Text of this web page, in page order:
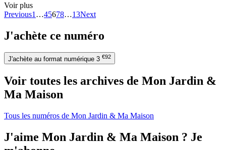
Voir plus
Previous1 …45678…13Next
J'achète ce numéro
J'achète au format numérique 3 €92
Voir toutes les archives de Mon Jardin &
Ma Maison
Tous les numéros de Mon Jardin & Ma Maison
J'aime Mon Jardin & Ma Maison ? Je